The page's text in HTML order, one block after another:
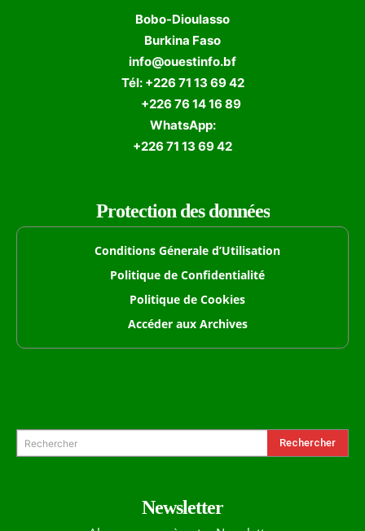
Bobo-Dioulasso
Burkina Faso
info@ouestinfo.bf
Tél: +226 71 13 69 42
+226 76 14 16 89
WhatsApp:
+226 71 13 69 42
Protection des données
Conditions Génerale d’Utilisation
Politique de Confidentialité
Politique de Cookies
Accéder aux Archives
Rechercher Rechercher
Newsletter